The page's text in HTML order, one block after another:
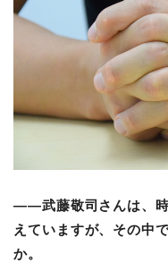
――武藤敬司さんは、時
えていますが、その中
か。